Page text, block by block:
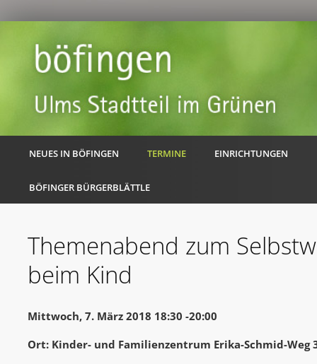
NEUES IN BÖFINGEN TERMINE EINRICHTUNGEN
BÖFINGER BÜRGERBLÄTTLE
Themenabend zum
beim Kind
Mittwoch, 7. März 2018 18:30 -20:00
Ort: Kinder- und Familienzentrum Erika-Schmid-Weg